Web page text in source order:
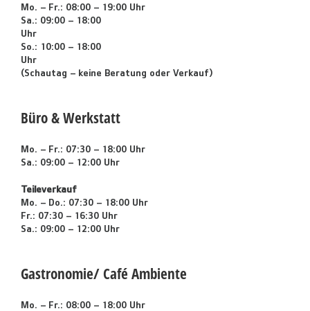
Mo. – Fr.: 08:00 – 19:00 Uhr
Sa.: 09:00 – 18:00
So.: 10:00 – 18:00
(Schautag – keine Beratung oder Verkauf)
Büro & Werkstatt
Mo. – Fr.: 07:30 – 18:00 Uhr
Sa.: 09:00 – 12:00 Uhr
Teileverkauf
Mo. – Do.: 07:30 – 18:00 Uhr
Fr.: 07:30 – 16:30 Uhr
Sa.: 09:00 – 12:00 Uhr
Gastronomie/ Café Ambiente
Mo. – Fr.: 08:00 – 18:00 Uhr